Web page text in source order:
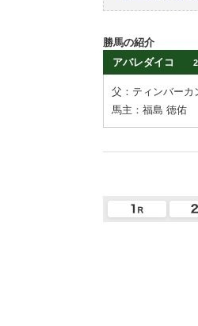
勝馬の紹介
アバレダイコ
父：ティンバーカ
馬主：福島 徳佑